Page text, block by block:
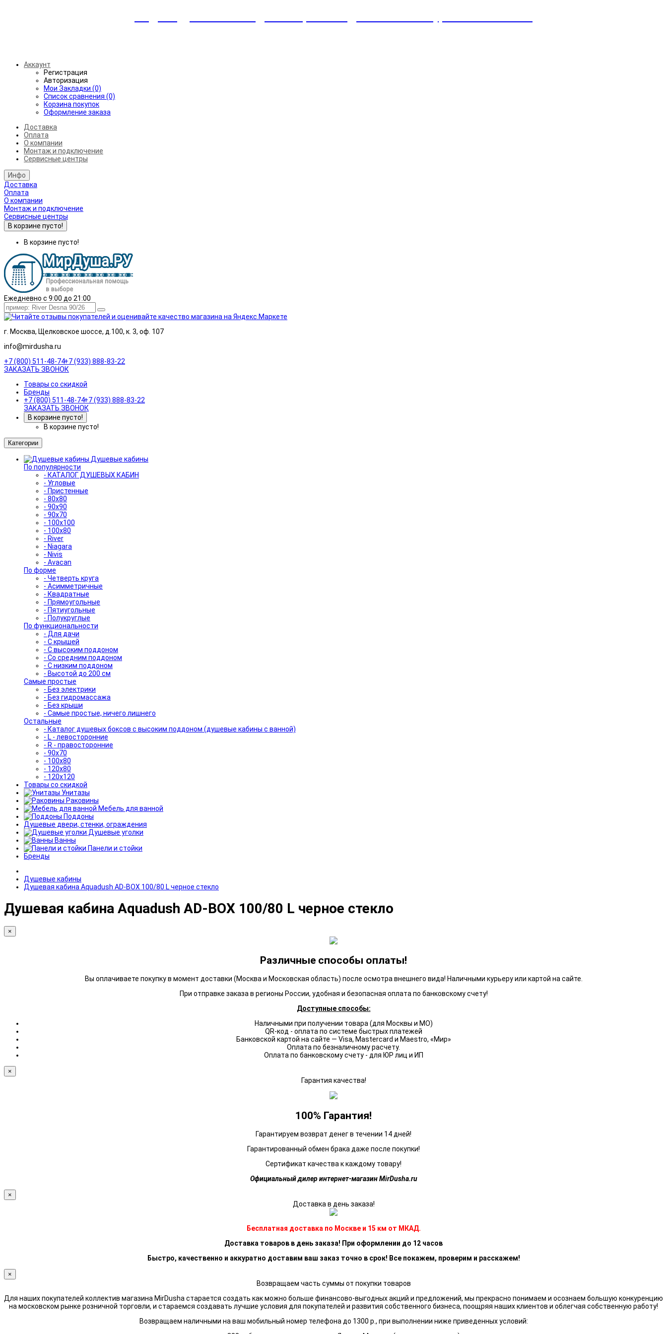
Аккаунт
Регистрация
Авторизация
Мои Закладки (0)
Список сравнения (0)
Корзина покупок
Оформление заказа
Доставка
Оплата
О компании
Монтаж и подключение
Сервисные центры
Инфо
Доставка
Оплата
О компании
Монтаж и подключение
Сервисные центры
В корзине пусто!
В корзине пусто!
Ежедневно с 9:00 до 21:00
г. Москва, Щелковское шоссе, д.100, к. 3, оф. 107
info@mirdusha.ru
+7 (800) 511-48-74+7 (933) 888-83-22
ЗАКАЗАТЬ ЗВОНОК
Товары со скидкой
Бренды
+7 (800) 511-48-74+7 (933) 888-83-22
ЗАКАЗАТЬ ЗВОНОК
В корзине пусто!
В корзине пусто!
Категории
Душевые кабины
По популярности
- КАТАЛОГ ДУШЕВЫХ КАБИН
- Угловые
- Пристенные
- 80x80
- 90x90
- 90x70
- 100x100
- 100x80
- River
- Niagara
- Nivis
- Avacan
По форме
- Четверть круга
- Асимметричные
- Квадратные
- Прямоугольные
- Пятиугольные
- Полукруглые
По функциональности
- Для дачи
- С крышей
- С высоким поддоном
- Со средним поддоном
- С низким поддоном
- Высотой до 200 см
Самые простые
- Без электрики
- Без гидромассажа
- Без крыши
- Самые простые, ничего лишнего
Остальные
- Каталог душевых боксов с высоким поддоном (душевые кабины с ванной)
- L - левосторонние
- R - правосторонние
- 90x70
- 100x80
- 120x80
- 120x120
Товары со скидкой
Унитазы
Раковины
Мебель для ванной
Поддоны
Душевые двери, стенки, ограждения
Душевые уголки
Ванны
Панели и стойки
Бренды
Душевые кабины
Душевая кабина Aquadush AD-BOX 100/80 L черное стекло
Душевая кабина Aquadush AD-BOX 100/80 L черное стекло
×
Различные способы оплаты!
Вы оплачиваете покупку в момент доставки (Москва и Московская область) после осмотра внешнего вида! Наличными курьеру или картой на сайте.
При отправке заказа в регионы России, удобная и безопасная оплата по банковскому счету!
Доступные способы:
Наличными при получении товара (для Москвы и МО)
QR-код - оплата по системе быстрых платежей
Банковской картой на сайте — Visa, Mastercard и Maestro, «Мир»
Оплата по безналичному расчету.
Оплата по банковскому счету - для ЮР лиц и ИП
×
Гарантия качества!
100% Гарантия!
Гарантируем возврат денег в течении 14 дней!
Гарантированный обмен брака даже после покупки!
Сертификат качества к каждому товару!
Официальный дилер интернет-магазин MirDusha.ru
×
Доставка в день заказа!
Бесплатная доставка по Москве и 15 км от МКАД.
Доставка товаров в день заказа! При оформлении до 12 часов
Быстро, качественно и аккуратно доставим ваш заказ точно в срок! Все покажем, проверим и расскажем!
×
Возвращаем часть суммы от покупки товаров
Для наших покупателей коллектив магазина MirDusha старается создать как можно больше финансово-выгодных акций и предложений, мы прекрасно понимаем и осознаем большую конкуренцию
на московском рынке розничной торговли, и стараемся создавать лучшие условия для покупателей и развития собственного бизнеса, поощряя наших клиентов и облегчая собственную работу!
Возвращаем наличными на ваш мобильный номер телефона до 1300 р., при выполнении ниже приведенных условий: